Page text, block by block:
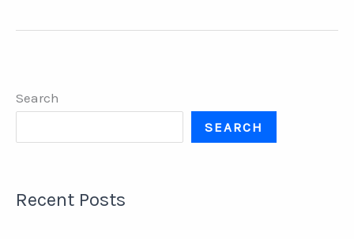
9001
Search
SEARCH
Recent Posts